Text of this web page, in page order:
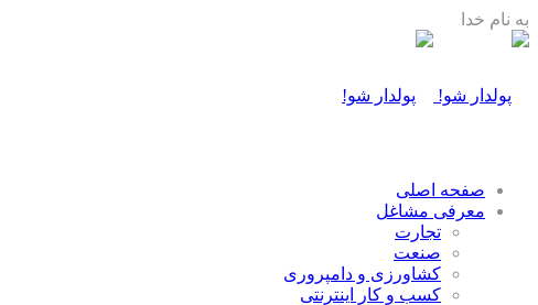
به نام خدا
صفحه اصلی
معرفی مشاغل
تجارت
صنعت
كشاورزی و دامپروری
كسب و كار اينترنتی